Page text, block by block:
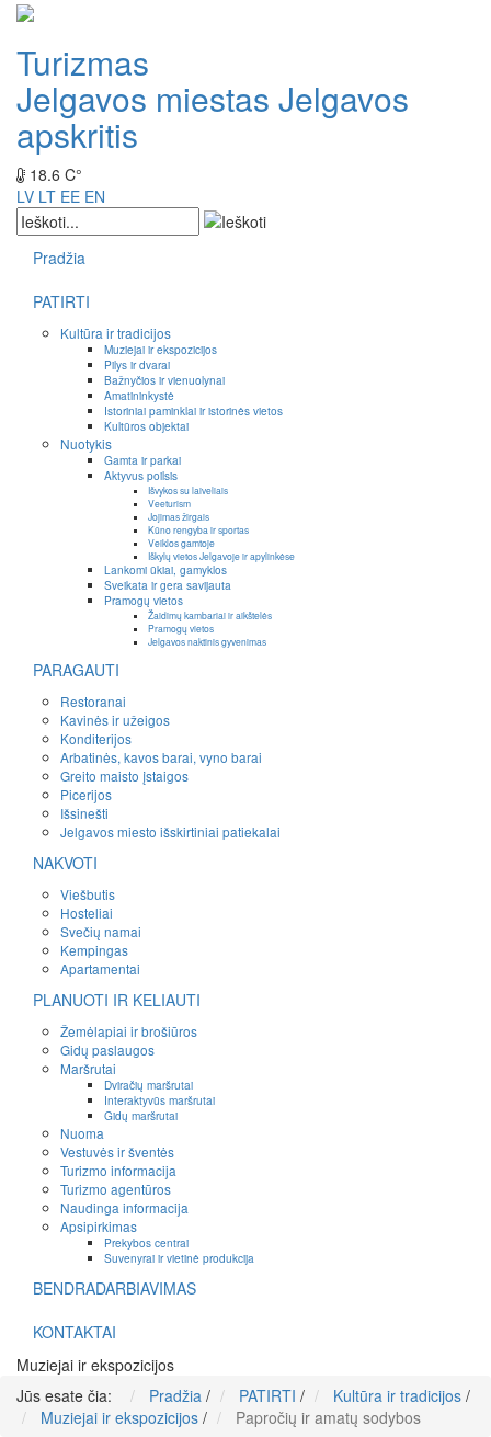
Turizmas
Jelgavos miestas Jelgavos
apskritis
18.6 C°
LV LT EE EN
Pradžia
PATIRTI
Kultūra ir tradicijos
Muziejai ir ekspozicijos
Pilys ir dvarai
Bažnyčios ir vienuolynai
Amatininkystė
Istoriniai paminklai ir istorinės vietos
Kultūros objektai
Nuotykis
Gamta ir parkai
Aktyvus poilsis
Išvykos su laiveliais
Veeturism
Jojimas žirgais
Kūno rengyba ir sportas
Veiklos gamtoje
Iškylų vietos Jelgavoje ir apylinkėse
Lankomi ūkiai, gamyklos
Sveikata ir gera savijauta
Pramogų vietos
Žaidimų kambariai ir aikštelės
Pramogų vietos
Jelgavos naktinis gyvenimas
PARAGAUTI
Restoranai
Kavinės ir užeigos
Konditerijos
Arbatinės, kavos barai, vyno barai
Greito maisto įstaigos
Picerijos
Išsinešti
Jelgavos miesto išskirtiniai patiekalai
NAKVOTI
Viešbutis
Hosteliai
Svečių namai
Kempingas
Apartamentai
PLANUOTI IR KELIAUTI
Žemėlapiai ir brošiūros
Gidų paslaugos
Maršrutai
Dviračių maršrutai
Interaktyvūs maršrutai
Gidų maršrutai
Nuoma
Vestuvės ir šventės
Turizmo informacija
Turizmo agentūros
Naudinga informacija
Apsipirkimas
Prekybos centrai
Suvenyrai ir vietinė produkcija
BENDRADARBIAVIMAS
KONTAKTAI
Muziejai ir ekspozicijos
Jūs esate čia:
Pradžia / PATIRTI / Kultūra ir tradicijos /
Muziejai ir ekspozicijos / Papročių ir amatų sodybos